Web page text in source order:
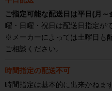
ご指定可能な配送日は平日(月～
曜・日曜・祝日は配送日指定が
※メーカーによっては土曜日も
ご相談ください。
時間指定の配送不可
時間指定は基本的に出来かねます